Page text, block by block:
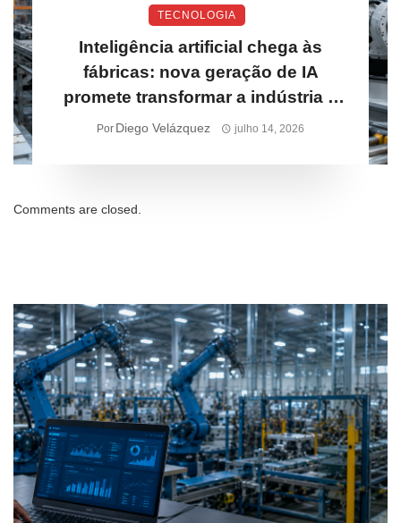
TECNOLOGIA
Inteligência artificial chega às
fábricas: nova geração de IA
promete transformar a indústria e
pode acelerar inovação em Três
Por Diego Velázquez julho 14, 2026
Comments are closed.